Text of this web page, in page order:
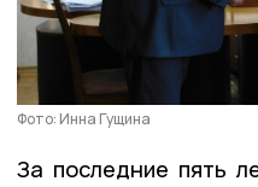
Фото: Инна Гущина
За последние пять